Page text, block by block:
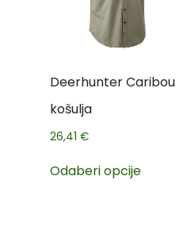
Deerhunter Caribou
košulja
26,41 €
Odaberi opcije